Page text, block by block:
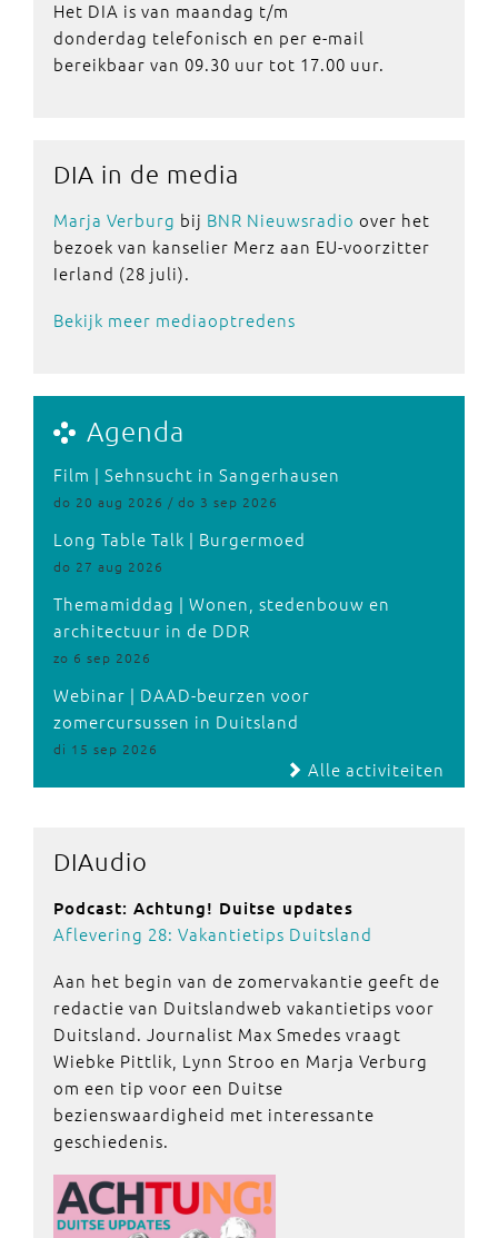
Het DIA is van maandag t/m
donderdag telefonisch en per e-mail
bereikbaar van 09.30 uur tot 17.00 uur.
DIA in de media
Marja Verburg bij BNR Nieuwsradio over het
bezoek van kanselier Merz aan EU-voorzitter
Ierland (28 juli).
Bekijk meer mediaoptredens
Agenda
Film | Sehnsucht in Sangerhausen
do 20 aug 2026 / do 3 sep 2026
Long Table Talk | Burgermoed
do 27 aug 2026
Themamiddag | Wonen, stedenbouw en
architectuur in de DDR
zo 6 sep 2026
Webinar | DAAD-beurzen voor
zomercursussen in Duitsland
di 15 sep 2026
Alle activiteiten
DIAudio
Podcast: Achtung! Duitse updates
Aflevering 28: Vakantietips Duitsland
Aan het begin van de zomervakantie geeft de
redactie van Duitslandweb vakantietips voor
Duitsland. Journalist Max Smedes vraagt
Wiebke Pittlik, Lynn Stroo en Marja Verburg
om een tip voor een Duitse
bezienswaardigheid met interessante
geschiedenis.